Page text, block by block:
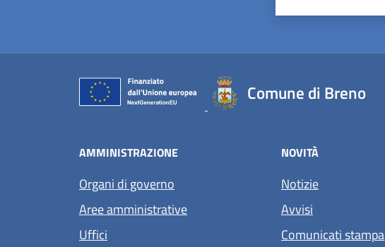
Comune di Breno
AMMINISTRAZIONE
Organi di governo
Aree amministrative
Uffici
NOVITÀ
Notizie
Avvisi
Comunicati stampa